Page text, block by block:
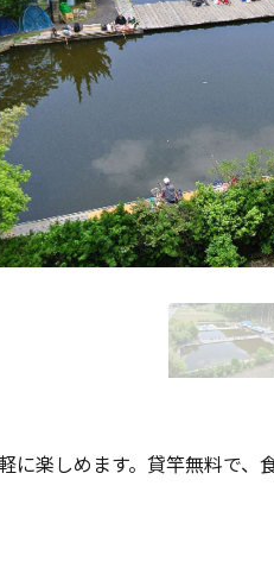
楽しめます。貸竿無料で、